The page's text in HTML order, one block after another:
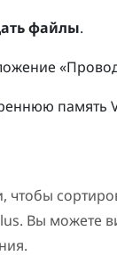
файлы.
память
чтобы
. Вы можете